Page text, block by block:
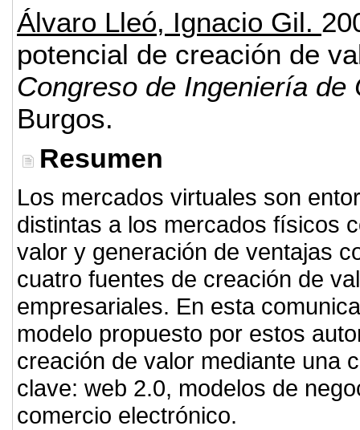
Álvaro Lleó, Ignacio Gil.
potencial de creación de
Congreso de Ingeniería de
Burgos.
Resumen
Los mercados virtuales son
distintas a los mercados físicos
valor y generación de ventajas
cuatro fuentes de creación de
empresariales. En esta
modelo propuesto por estos
creación de valor mediante una
clave: web 2.0, modelos de
comercio electrónico.